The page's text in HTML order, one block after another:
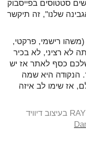
סטטוסים בפייסבוק
שלנו", זה תיקשר
רישמי, פרקטי,
לא רציני, לא בכיר
כסף לאתר אז יש
הנקודה היא שמה
אז שימו לב איזה
קרדיט תמונה – שער של מגזין RAY GUN בעיצוב דיוויד